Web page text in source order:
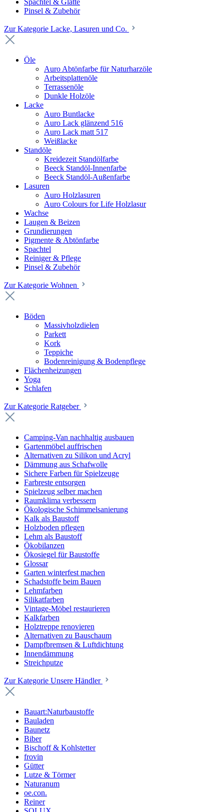
Spachtel & Glätte
Pinsel & Zubehör
Zur Kategorie Lacke, Lasuren und Co.
Öle
Auro Abtönfarbe für Naturharzöle
Arbeitsplattenöle
Terrassenöle
Dunkle Holzöle
Lacke
Auro Buntlacke
Auro Lack glänzend 516
Auro Lack matt 517
Weißlacke
Standöle
Kreidezeit Standölfarbe
Beeck Standöl-Innenfarbe
Beeck Standöl-Außenfarbe
Lasuren
Auro Holzlasuren
Auro Colours for Life Holzlasur
Wachse
Laugen & Beizen
Grundierungen
Pigmente & Abtönfarbe
Spachtel
Reiniger & Pflege
Pinsel & Zubehör
Zur Kategorie Wohnen
Böden
Massivholzdielen
Parkett
Kork
Teppiche
Bodenreinigung & Bodenpflege
Flächenheizungen
Yoga
Schlafen
Zur Kategorie Ratgeber
Camping-Van nachhaltig ausbauen
Gartenmöbel auffrischen
Alternativen zu Silikon und Acryl
Dämmung aus Schafwolle
Sichere Farben für Spielzeuge
Farbreste entsorgen
Spielzeug selber machen
Raumklima verbessern
Ökologische Schimmelsanierung
Kalk als Baustoff
Holzboden pflegen
Lehm als Baustoff
Ökobilanzen
Ökosiegel für Baustoffe
Glossar
Garten winterfest machen
Schadstoffe beim Bauen
Lehmfarben
Silikatfarben
Vintage-Möbel restaurieren
Kalkfarben
Holztreppe renovieren
Alternativen zu Bauschaum
Dampfbremsen & Luftdichtung
Innendämmung
Streichputze
Zur Kategorie Unsere Händler
Bauart:Naturbaustoffe
Bauladen
Baunetz
Biber
Bischoff & Kohlstetter
frovin
Gütter
Lutze & Törmer
Naturanum
oe.con.
Reiner